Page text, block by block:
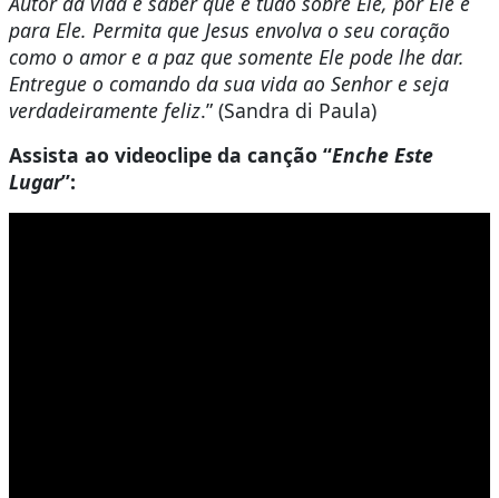
para Ele. Permita que Jesus envolva o seu coração
como o amor e a paz que somente Ele pode lhe dar.
Entregue o comando da sua vida ao Senhor e seja
verdadeiramente feliz.” (Sandra di Paula)
Assista ao videoclipe da canção “Enche Este
Lugar”: